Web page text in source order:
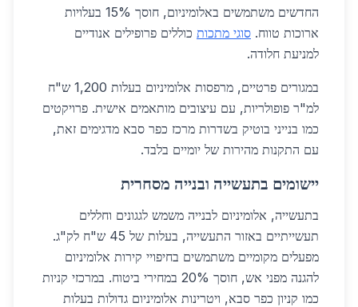
החדשים משתמשים באלומיניום, חוסך 15% בעלויות
ארוכות טווח. סוגי מתכות כוללים פרופילים אנודיים
למניעת חלודה.
במגורים פרטיים, מרפסות אלומיניום בעלות 1,200 ש"ח
למ"ר פופולריות, עם עיצובים מותאמים אישית. פרויקטים
כמו בנייני בוטיק בשדרות מרכז כפר סבא מדגימים זאת,
עם התקנות מהירות של יומיים בלבד.
יישומים בתעשייה ובנייה מסחרית
בתעשייה, אלומיניום לבנייה משמש לגגונים וחללים
תעשייתיים באזור התעשייה, בעלות של 45 ש"ח לק"ג.
מפעלים מקומיים משתמשים בחיפויי קירות אלומיניום
להגנה מפני אש, חוסך 20% במחירי ביטוח. במרכזי קניות
כמו קניון כפר סבא, ויטרינות אלומיניום גדולות בעלות